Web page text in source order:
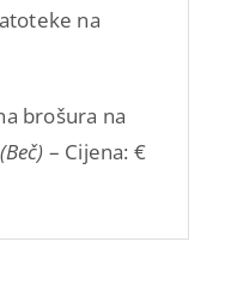
na
brošura na
– Cijena: €